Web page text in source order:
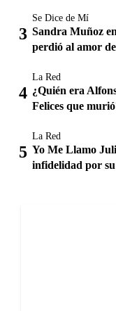
Se Dice de Mí
Sandra Muñoz
perdió al amor
La Red
¿Quién era
Felices que
La Red
Yo Me Llamo
infidelidad por